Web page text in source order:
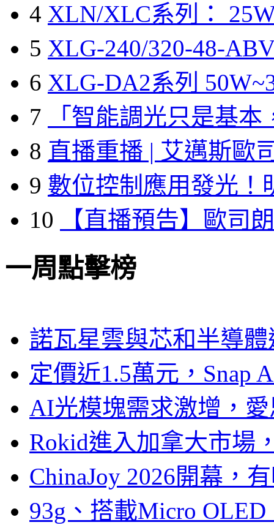
4 XLN/XLC系列：
5 XLG-240/320-48-
6 XLG-DA2系列
7
「智能調光只是基本
8 直播重播 | 艾邁斯歐
9 數位控制應用發光！
10
【直播預告】歐司
一周點擊榜
諾瓦星雲與芯和半導
定價近1.5萬元，Snap
AI光模塊需求激增，
Rokid進入加拿大市場
ChinaJoy 2026開幕，
93g、搭載Micro